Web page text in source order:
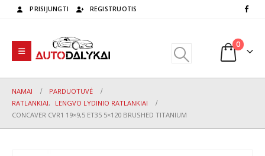
PRISIJUNGTI REGISTRUOTIS
0
NAMAI
PARDUOTUVĖ
RATLANKIAI,
LENGVO LYDINIO RATLANKIAI
CONCAVER CVR1 19×9,5 ET35 5×120 BRUSHED TITANIUM